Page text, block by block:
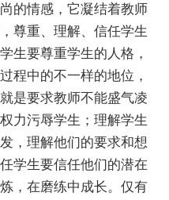
的情感，它凝结着教师
尊重、理解、信任学生
生要尊重学生的人格，
程中的不一样的地位，
是要求教师不能盛气凌
力污辱学生；理解学生
，理解他们的要求和想
学生要信任他们的潜在
，在磨练中成长。仅有